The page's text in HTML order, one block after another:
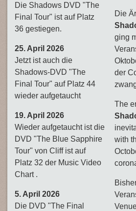
Die Shadows DVD "The
Final Tour" ist auf Platz
36 gestiegen.
25. April 2026
Jetzt ist auch die
Shadows-DVD "The
Final Tour" auf Platz 44
wieder aufgetaucht
19. April 2026
Wieder aufgetaucht ist die
DVD "The Blue Sapphire
Tour" von Cliff ist auf
Platz 32 der Music Video
Chart .
5. April 2026
Die DVD "The Final
Die
ging
der
The
with